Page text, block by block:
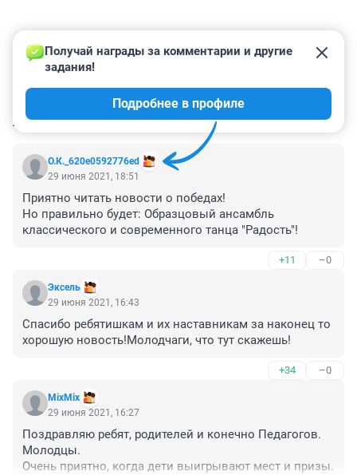
КОММЕНТАРИИ 4
О.К._620e0592776ed
Получай награды за комментарии и другие
задания!
Подробнее в профиле
29 июня 2021, 18:51
Приятно читать новости о победах!
Но правильно будет: Образцовый ансамбль
классического и современного танца "Радость"!
+11 –0
Эксель
29 июня 2021, 16:43
Спасибо ребятишкам и их наставникам за наконец то
хорошую новость!Молодчаги, что тут скажешь!
+34 –0
MixMix
29 июня 2021, 16:27
Поздравляю ребят, родителей и конечно Педагогов.
Молодцы.
Очень приятно, когда дети выигрывают мест и призы.